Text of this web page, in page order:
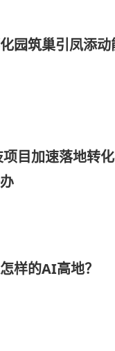
园筑巢引凤添动
项目加速落地
样的AI高地？